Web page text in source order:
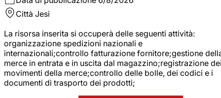
Città Jesi
La risorsa inserita si occuperà delle seguenti attività:
organizzazione spedizioni nazionali e
internazionali;controllo fatturazione fornitore;gestione
merce in entrata e in uscita dal magazzino;registrazione
movimenti della merce;controllo delle bolle, dei codici e i
documenti di trasporto dei prodotti;